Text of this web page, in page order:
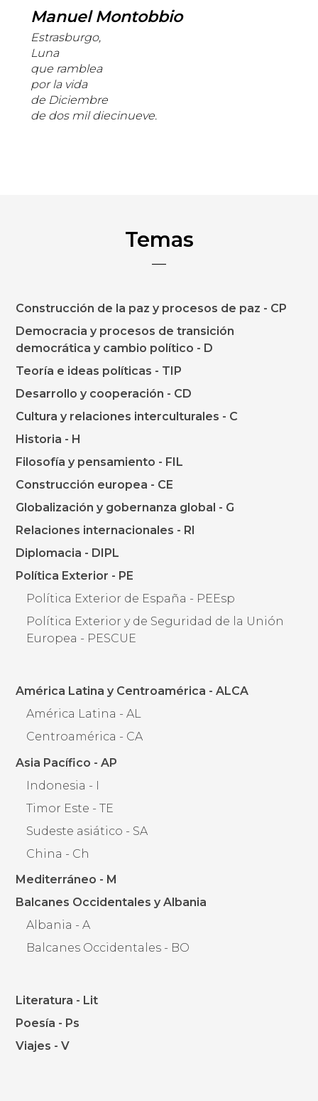
Manuel Montobbio
Estrasburgo,
Luna
que ramblea
por la vida
de Diciembre
de dos mil diecinueve.
Temas
Construcción de la paz y procesos de paz - CP
Democracia y procesos de transición
democrática y cambio político - D
Teoría e ideas políticas - TIP
Desarrollo y cooperación - CD
Cultura y relaciones interculturales - C
Historia - H
Filosofía y pensamiento - FIL
Construcción europea - CE
Globalización y gobernanza global - G
Relaciones internacionales - RI
Diplomacia - DIPL
Política Exterior - PE
Política Exterior de España - PEEsp
Política Exterior y de Seguridad de la Unión
Europea - PESCUE
América Latina y Centroamérica - ALCA
América Latina - AL
Centroamérica - CA
Asia Pacífico - AP
Indonesia - I
Timor Este - TE
Sudeste asiático - SA
China - Ch
Mediterráneo - M
Balcanes Occidentales y Albania
Albania - A
Balcanes Occidentales - BO
Literatura - Lit
Poesía - Ps
Viajes - V